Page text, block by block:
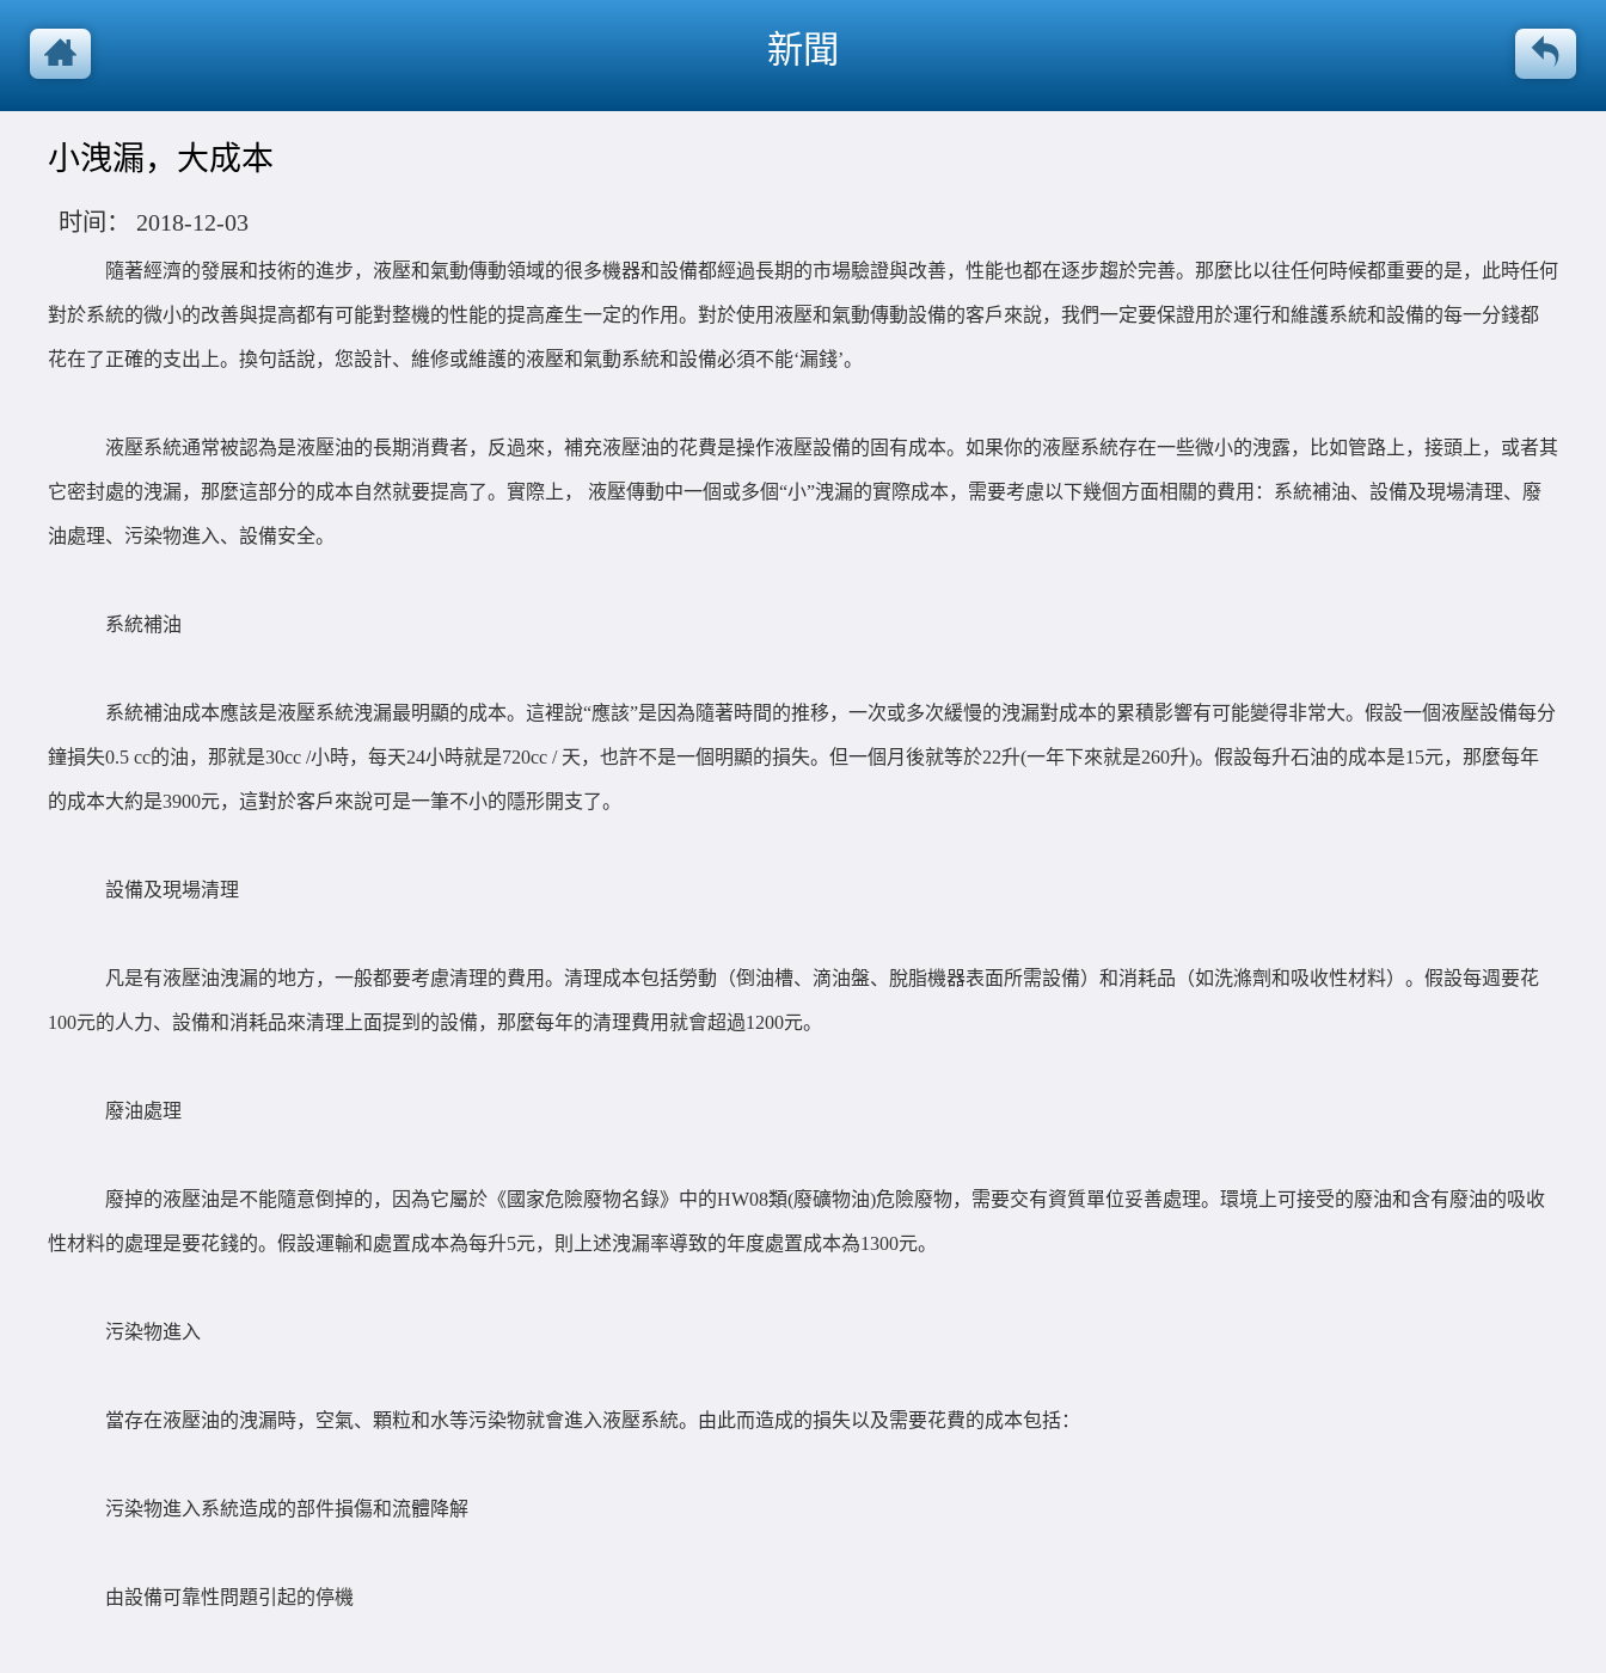
新聞
小洩漏，大成本
时间： 2018-12-03
隨著經濟的發展和技術的進步，液壓和氣動傳動領域的很多機器和設備都經過長期的市場驗證與改善，性能也都在逐步趨於完善。那麼比以往任何時候都重要的是，此時任何
對於系統的微小的改善與提高都有可能對整機的性能的提高產生一定的作用。對於使用液壓和氣動傳動設備的客戶來說，我們一定要保證用於運行和維護系統和設備的每一分錢都
花在了正確的支出上。換句話說，您設計、維修或維護的液壓和氣動系統和設備必須不能‘漏錢’。
液壓系統通常被認為是液壓油的長期消費者，反過來，補充液壓油的花費是操作液壓設備的固有成本。如果你的液壓系統存在一些微小的洩露，比如管路上，接頭上，或者其
它密封處的洩漏，那麼這部分的成本自然就要提高了。實際上， 液壓傳動中一個或多個“小”洩漏的實際成本，需要考慮以下幾個方面相關的費用：系統補油、設備及現場清理、廢
油處理、污染物進入、設備安全。
系統補油
系統補油成本應該是液壓系統洩漏最明顯的成本。這裡說“應該”是因為隨著時間的推移，一次或多次緩慢的洩漏對成本的累積影響有可能變得非常大。假設一個液壓設備每分
鐘損失0.5 cc的油，那就是30cc /小時，每天24小時就是720cc / 天，也許不是一個明顯的損失。但一個月後就等於22升(一年下來就是260升)。假設每升石油的成本是15元，那麼每年
的成本大約是3900元，這對於客戶來說可是一筆不小的隱形開支了。
設備及現場清理
凡是有液壓油洩漏的地方，一般都要考慮清理的費用。清理成本包括勞動（倒油槽、滴油盤、脫脂機器表面所需設備）和消耗品（如洗滌劑和吸收性材料）。假設每週要花
100元的人力、設備和消耗品來清理上面提到的設備，那麼每年的清理費用就會超過1200元。
廢油處理
廢掉的液壓油是不能隨意倒掉的，因為它屬於《國家危險廢物名錄》中的HW08類(廢礦物油)危險廢物，需要交有資質單位妥善處理。環境上可接受的廢油和含有廢油的吸收
性材料的處理是要花錢的。假設運輸和處置成本為每升5元，則上述洩漏率導致的年度處置成本為1300元。
污染物進入
當存在液壓油的洩漏時，空氣、顆粒和水等污染物就會進入液壓系統。由此而造成的損失以及需要花費的成本包括：
污染物進入系統造成的部件損傷和流體降解
由設備可靠性問題引起的停機